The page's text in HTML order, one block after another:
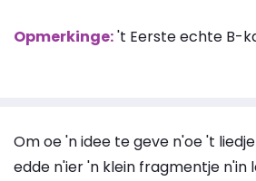
Opmerkinge:'t Eerste echte B-
Om oe 'n idee te geve n'oe 't
edde n'ier 'n klein fragmentje n'in